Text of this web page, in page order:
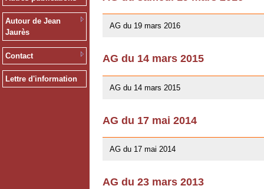
Autour de Jean
Jaurès
Contact
Lettre d'information
AG du 19 mars 2016
AG du 14 mars 2015
AG du 14 mars 2015
AG du 17 mai 2014
AG du 17 mai 2014
AG du 23 mars 2013